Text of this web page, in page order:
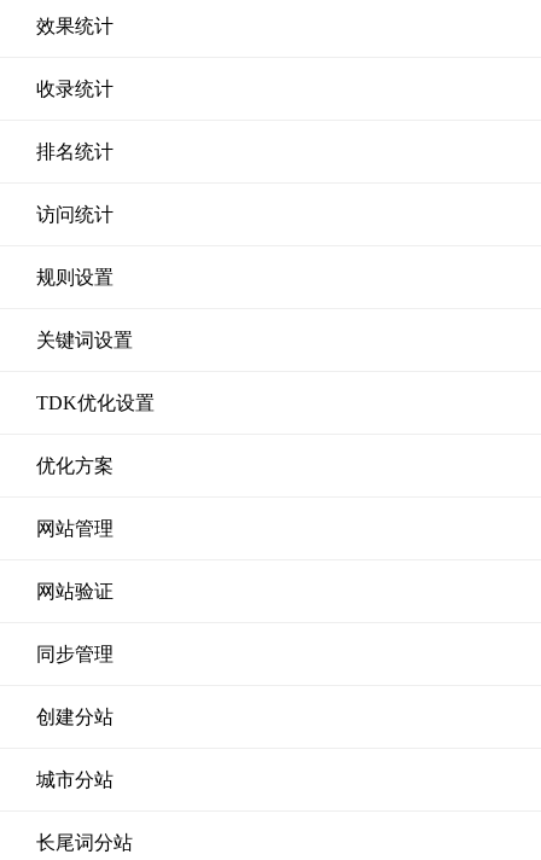
效果统计
收录统计
排名统计
访问统计
规则设置
关键词设置
TDK优化设置
优化方案
网站管理
网站验证
同步管理
创建分站
城市分站
长尾词分站